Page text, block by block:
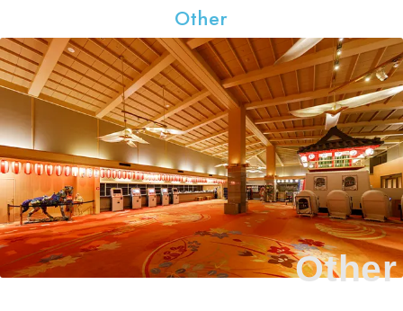
Other
Other